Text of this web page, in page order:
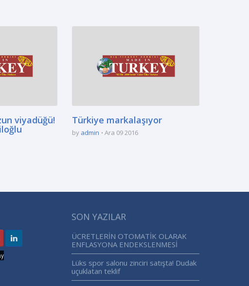
viyadüğü! Türkiye markalaşıyor
by admin Ara 09 2016
SON YAZILAR
ÜCRETLERİN OTOMATİK OLARAK
ENFLASYONA ENDEKSLENMESİ
Lüks spor salonu zinciri satışta! Dudak
uçuklatan teklif